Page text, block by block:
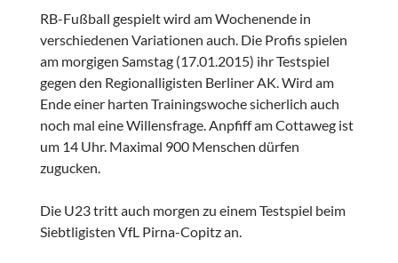
RB-Fußball gespielt wird am Wochenende in
verschiedenen Variationen auch. Die Profis spielen
am morgigen Samstag (17.01.2015) ihr Testspiel
gegen den Regionalligisten Berliner AK. Wird am
Ende einer harten Trainingswoche sicherlich auch
noch mal eine Willensfrage. Anpfiff am Cottaweg ist
um 14 Uhr. Maximal 900 Menschen dürfen
zugucken.
Die U23 tritt auch morgen zu einem Testspiel beim
Siebtligisten VfL Pirna-Copitz an.